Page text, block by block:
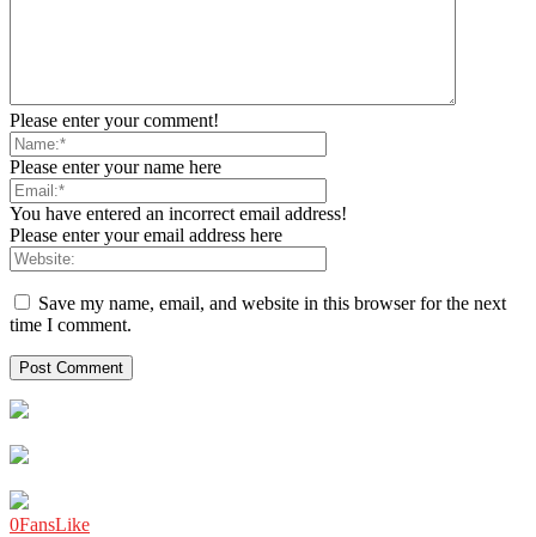
Please enter your comment!
Please enter your name here
You have entered an incorrect email address!
Please enter your email address here
Save my name, email, and website in this browser for the next
time I comment.
0FansLike